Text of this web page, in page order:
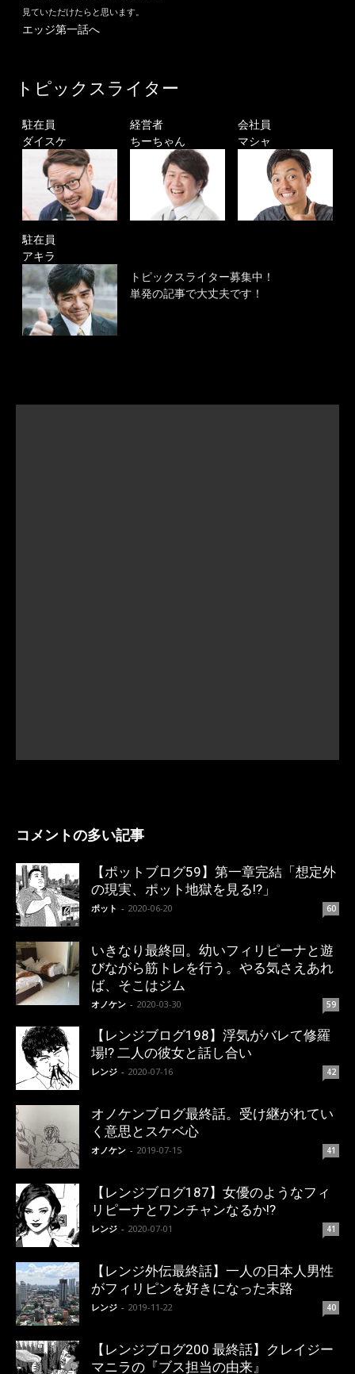
見ていただけたらと思います。
エッジ第一話へ
トピックスライター
駐在員
ダイスケ
経営者
ちーちゃん
会社員
マシャ
駐在員
アキラ
トピックスライター募集中！
単発の記事で大丈夫です！
コメントの多い記事
【ポットブログ59】第一章完結「想定外
の現実、ポット地獄を見る!?」
ポット - 2020-06-20 60
いきなり最終回。幼いフィリピーナと遊
びながら筋トレを行う。やる気さえあれ
ば、そこはジム
オノケン - 2020-03-30 59
【レンジブログ198】浮気がバレて修羅
場!? 二人の彼女と話し合い
レンジ - 2020-07-16 42
オノケンブログ最終話。受け継がれてい
く意思とスケベ心
オノケン - 2019-07-15 41
【レンジブログ187】女優のようなフィ
リピーナとワンチャンなるか!?
レンジ - 2020-07-01 41
【レンジ外伝最終話】一人の日本人男性
がフィリピンを好きになった末路
レンジ - 2019-11-22 40
【レンジブログ200 最終話】クレイジー
マニラの『ブス担当の由来』